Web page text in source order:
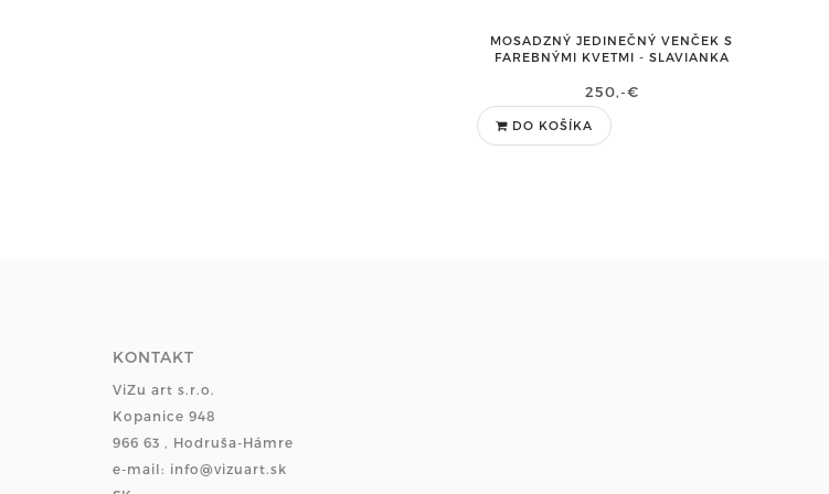
MOSADZNÝ JEDINEČNÝ VENČEK S
FAREBNÝMI KVETMI - SLAVIANKA
250,-€
DO KOŠÍKA
KONTAKT
ViZu art s.r.o.
Kopanice 948
966 63 , Hodruša-Hámre
e-mail: info@vizuart.sk